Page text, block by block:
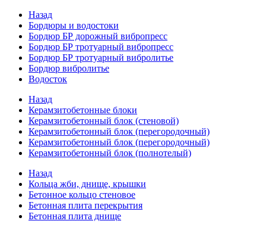
Назад
Бордюры и водостоки
Бордюр БР дорожный вибропресс
Бордюр БР тротуарный вибропресс
Бордюр БР тротуарный вибролитье
Бордюр вибролитье
Водосток
Назад
Керамзитобетонные блоки
Керамзитобетонный блок (стеновой)
Керамзитобетонный блок (перегородочный)
Керамзитобетонный блок (перегородочный)
Керамзитобетонный блок (полнотелый)
Назад
Кольца жби, днище, крышки
Бетонное кольцо стеновое
Бетонная плита перекрытия
Бетонная плита днище